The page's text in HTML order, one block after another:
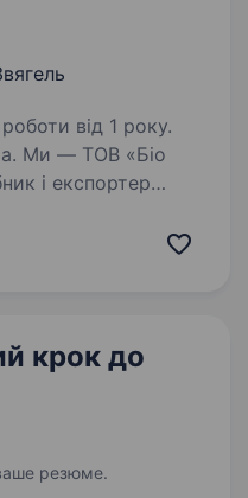
від 1 року.
і експортер
органічній
крок до
резюме.